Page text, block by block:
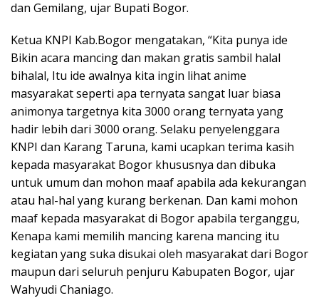
dan Gemilang, ujar Bupati Bogor.
Ketua KNPI Kab.Bogor mengatakan, “Kita punya ide
Bikin acara mancing dan makan gratis sambil halal
bihalal, Itu ide awalnya kita ingin lihat anime
masyarakat seperti apa ternyata sangat luar biasa
animonya targetnya kita 3000 orang ternyata yang
hadir lebih dari 3000 orang. Selaku penyelenggara
KNPI dan Karang Taruna, kami ucapkan terima kasih
kepada masyarakat Bogor khususnya dan dibuka
untuk umum dan mohon maaf apabila ada kekurangan
atau hal-hal yang kurang berkenan. Dan kami mohon
maaf kepada masyarakat di Bogor apabila terganggu,
Kenapa kami memilih mancing karena mancing itu
kegiatan yang suka disukai oleh masyarakat dari Bogor
maupun dari seluruh penjuru Kabupaten Bogor, ujar
Wahyudi Chaniago.